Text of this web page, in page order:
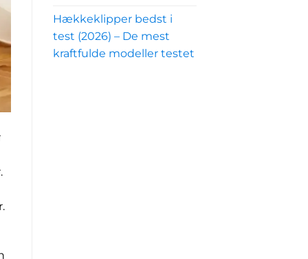
Hækkeklipper bedst i
test (2026) – De mest
kraftfulde modeller testet